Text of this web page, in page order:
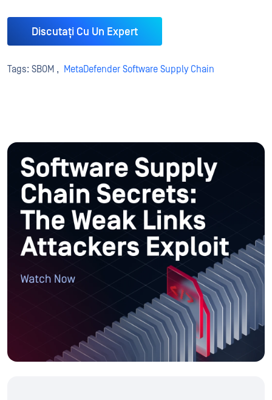
Discutați Cu Un Expert
Tags: SBOM , MetaDefender Software Supply Chain